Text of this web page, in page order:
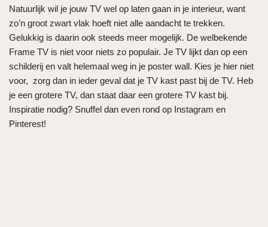
Natuurlijk wil je jouw TV wel op laten gaan in je interieur, want
zo’n groot zwart vlak hoeft niet alle aandacht te trekken.
Gelukkig is daarin ook steeds meer mogelijk. De welbekende
Frame TV is niet voor niets zo populair. Je TV lijkt dan op een
schilderij en valt helemaal weg in je poster wall. Kies je hier niet
voor, zorg dan in ieder geval dat je TV kast past bij de TV. Heb
je een grotere TV, dan staat daar een grotere TV kast bij.
Inspiratie nodig? Snuffel dan even rond op Instagram en
Pinterest!